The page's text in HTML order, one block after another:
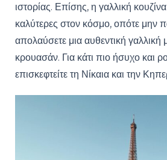
ιστορίας. Επίσης, η γαλλική κουζίνα
καλύτερες στον κόσμο, οπότε μην
απολαύσετε μια αυθεντική γαλλική
κρουασάν. Για κάτι πιο ήσυχο και
επισκεφτείτε τη Νίκαια και την